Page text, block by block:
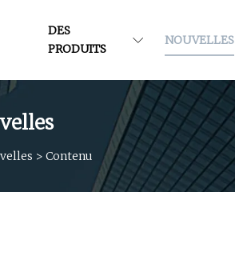
DES
PRODUITS
NOUVELLES
> Contenu